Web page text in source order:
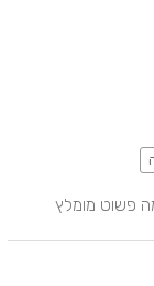
פשוט מומלץ